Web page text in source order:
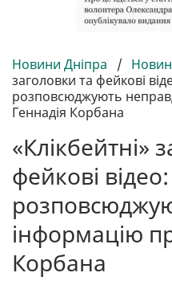
Новини Дніпра /
заголовки та фейкові
розповсюджують
Геннадія Корбана
«Клікбейтні»
фейкові
інформацію
Корбана